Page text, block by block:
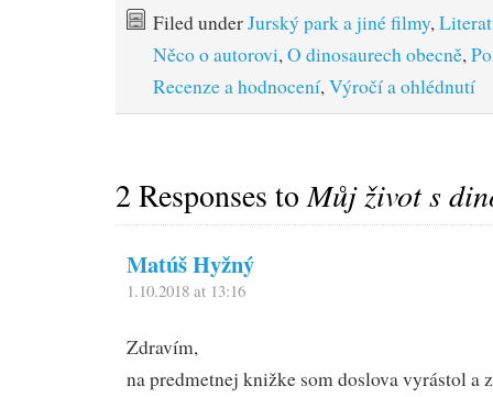
Filed underJurský park a jiné filmy,
Něco o autorovi,O dinosaurech obecně,
Recenze a hodnocení,Výročí a ohlédnutí
2 Responses toMůj život s
Matúš Hyžný
1.10.2018 at 13:16
Zdravím,
na predmetnej knižke som doslova vyrástol a